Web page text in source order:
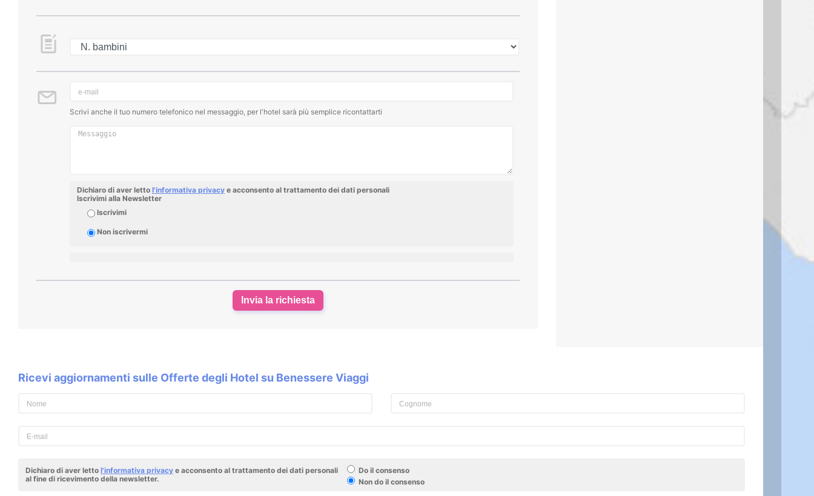
Scrivi anche il tuo numero telefonico nel messaggio, per l'hotel sarà più semplice ricontattarti
Dichiaro di aver letto l'informativa privacy e acconsento al trattamento dei dati personali
Iscrivimi alla Newsletter
Iscrivimi
Non iscrivermi
Invia la richiesta
Ricevi aggiornamenti sulle Offerte degli Hotel su Benessere Viaggi
Dichiaro di aver letto l'informativa privacy e acconsento al trattamento dei dati personali
al fine di ricevimento della newsletter.
Do il consenso
Non do il consenso